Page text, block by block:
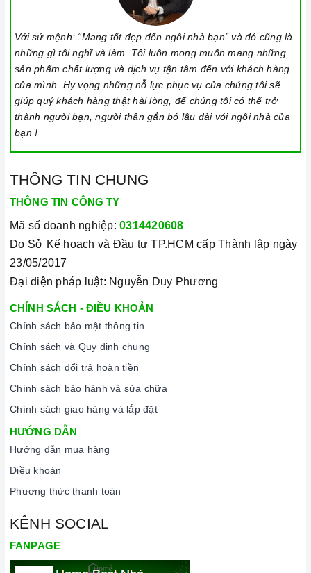
Với sứ mệnh: “Mang tốt đẹp đến ngôi nhà bạn” và đó cũng là
những gì tôi nghĩ và làm. Tôi luôn mong muốn mang những
sản phẩm chất lượng và dịch vụ tận tâm đến với khách hàng
của mình. Hy vọng những nỗ lực phục vụ của chúng tôi sẽ
giúp quý khách hàng thật hài lòng, để chúng tôi có thể trở
thành người bạn, người thân gắn bó lâu dài với ngôi nhà của
bạn !
THÔNG TIN CHUNG
THÔNG TIN CÔNG TY
Mã số doanh nghiệp: 0314420608
Do Sở Kế hoạch và Đầu tư TP.HCM cấp Thành lập ngày
23/05/2017
Đại diện pháp luật: Nguyễn Duy Phương
CHÍNH SÁCH - ĐIỀU KHOẢN
Chính sách bảo mật thông tin
Chính sách và Quy định chung
Chính sách đổi trả hoàn tiền
Chính sách bảo hành và sửa chữa
Chính sách giao hàng và lắp đặt
HƯỚNG DẪN
Hướng dẫn mua hàng
Điều khoản
Phương thức thanh toán
KÊNH SOCIAL
FANPAGE